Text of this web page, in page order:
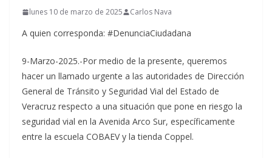
lunes 10 de marzo de 2025 Carlos Nava
A quien corresponda: #DenunciaCiudadana
9-Marzo-2025.-Por medio de la presente, queremos
hacer un llamado urgente a las autoridades de Dirección
General de Tránsito y Seguridad Vial del Estado de
Veracruz respecto a una situación que pone en riesgo la
seguridad vial en la Avenida Arco Sur, específicamente
entre la escuela COBAEV y la tienda Coppel.